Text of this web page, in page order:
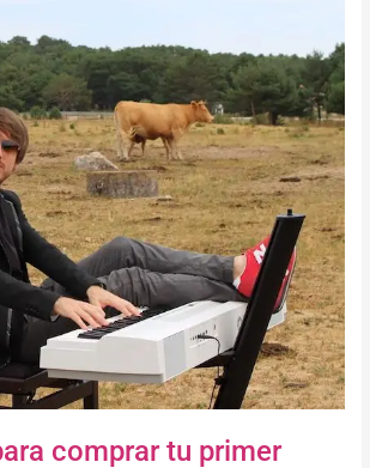
comprar tu primer